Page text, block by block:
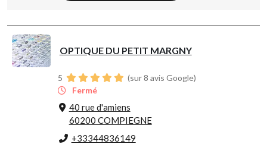
OPTIQUE DU PETIT MARGNY
5
(sur 8 avis Google)
Fermé
40 rue d'amiens
60200 COMPIEGNE
+33344836149